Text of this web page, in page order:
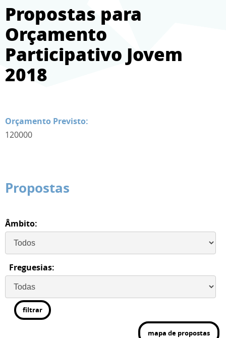
Propostas para
Orçamento
Participativo Jovem
2018
Orçamento Previsto:
120000
Propostas
Âmbito:
Freguesias:
filtrar
mapa de propostas